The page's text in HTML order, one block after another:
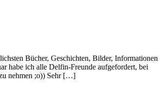
Bücher, Geschichten, Bilder, Informationen
habe ich alle Delfin-Freunde aufgefordert, bei
nehmen ;o)) Sehr […]